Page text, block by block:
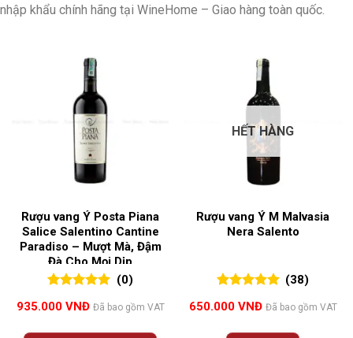
nhập khẩu chính hãng tại WineHome – Giao hàng toàn quốc.
Rượu vang Ý Posta Piana
Salice Salentino Cantine
Paradiso – Mượt Mà, Đậm
Đà Cho Mọi Dịp
đánh giá
(0)
935.000 VNĐ Đã bao gồm VAT
HẾT HÀNG
Rượu vang Ý M Malvasia
Nera Salento
đánh giá
(38)
650.000 VNĐ Đã bao gồm VAT